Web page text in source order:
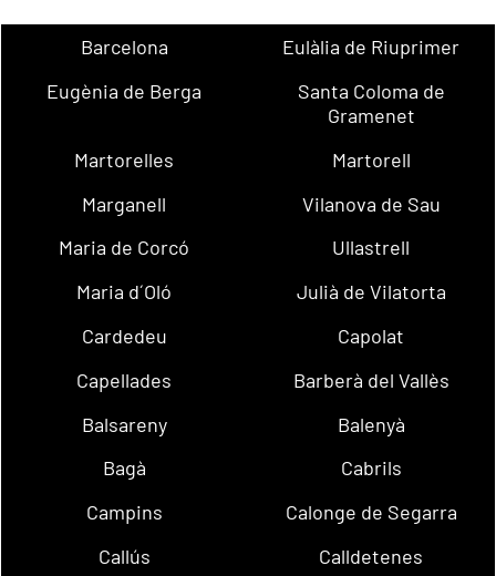
Barcelona
Eulàlia de Riuprimer
Eugènia de Berga
Santa Coloma de
Gramenet
Martorelles
Martorell
Marganell
Vilanova de Sau
Maria de Corcó
Ullastrell
Maria d´Oló
Julià de Vilatorta
Cardedeu
Capolat
Capellades
Barberà del Vallès
Balsareny
Balenyà
Bagà
Cabrils
Campins
Calonge de Segarra
Callús
Calldetenes